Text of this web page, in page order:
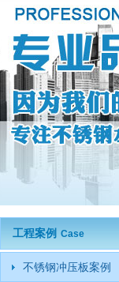
工程案例 Case
不锈钢冲压板案例